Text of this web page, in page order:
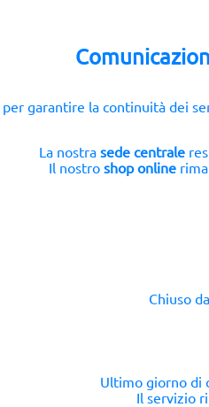
Confezione:
per garantire la continuità dei
La nostra sede centrale
Il nostro shop online
Chiuso da
Ultimo giorno di
Il servizio